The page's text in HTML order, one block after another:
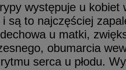
występuje u
są to najczęściej
u matki,
obumarcia
serca u płodu.